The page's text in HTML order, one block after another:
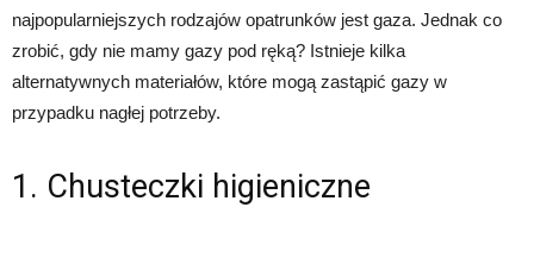
najpopularniejszych rodzajów opatrunków jest gaza. Jednak co
zrobić, gdy nie mamy gazy pod ręką? Istnieje kilka
alternatywnych materiałów, które mogą zastąpić gazy w
przypadku nagłej potrzeby.
1. Chusteczki higieniczne